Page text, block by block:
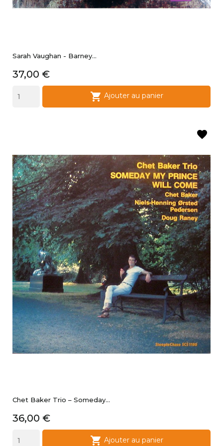
Sarah Vaughan - Barney...
Prix
37,00 €
 Ajouter au panier
Chet Baker Trio ‎– Someday...
Prix
36,00 €
 Ajouter au panier
favorite